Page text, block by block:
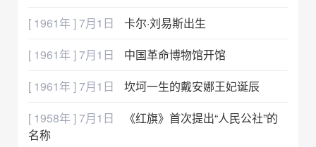
[ 1961年 ] 7月1日
卡尔·刘易斯出生
[ 1961年 ] 7月1日
中国革命博物馆开馆
[ 1961年 ] 7月1日
坎坷一生的戴安娜王妃诞辰
[ 1958年 ] 7月1日
《红旗》首次提出“人民公社”的
名称